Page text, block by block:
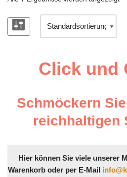
Click und
Schmöckern
reichhaltigen
Hier können Sie viele unserer
Warenkorb oder per E-Mail